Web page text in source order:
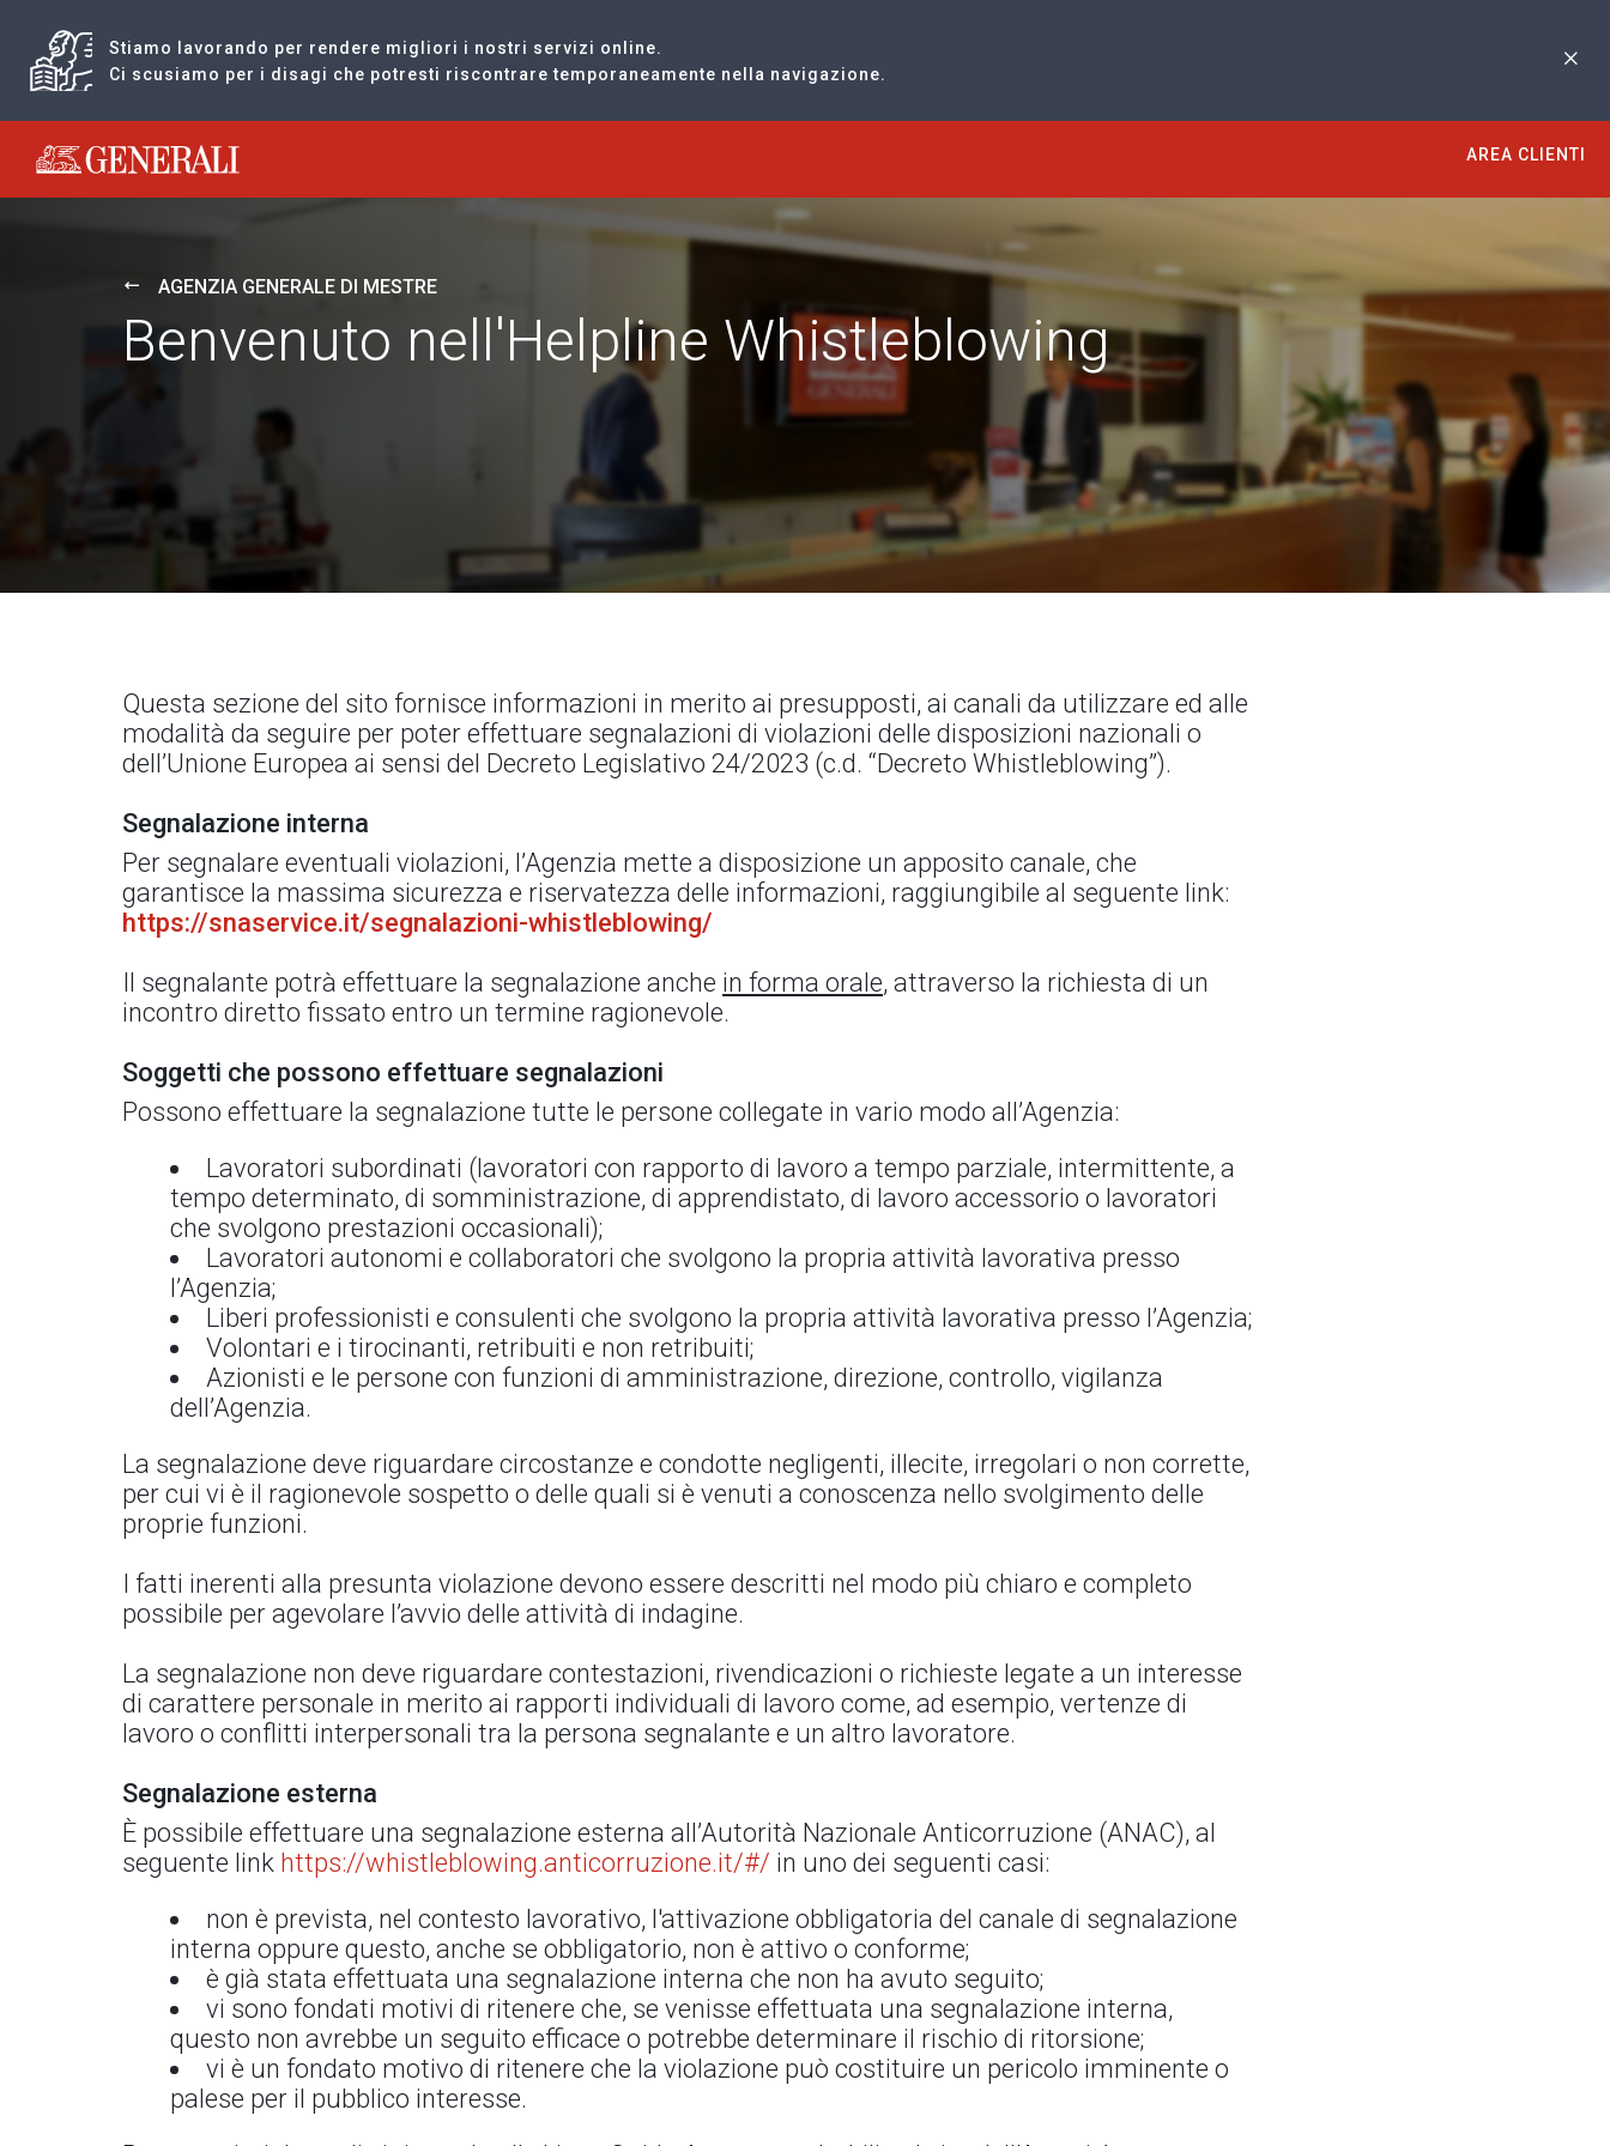
Stiamo lavorando per rendere migliori i nostri servizi online.
Ci scusiamo per i disagi che potresti riscontrare temporaneamente nella navigazione.
Generali logo
AREA CLIENTI
AGENZIA GENERALE DI MESTRE
Benvenuto nell'Helpline Whistleblowing
Questa sezione del sito fornisce informazioni in merito ai presupposti, ai canali da utilizzare ed alle
modalità da seguire per poter effettuare segnalazioni di violazioni delle disposizioni nazionali o
dell’Unione Europea ai sensi del Decreto Legislativo 24/2023 (c.d. “Decreto Whistleblowing”).
Segnalazione interna
Per segnalare eventuali violazioni, l’Agenzia mette a disposizione un apposito canale, che
garantisce la massima sicurezza e riservatezza delle informazioni, raggiungibile al seguente link:
https://snaservice.it/segnalazioni-whistleblowing/
Il segnalante potrà effettuare la segnalazione anche in forma orale, attraverso la richiesta di un
incontro diretto fissato entro un termine ragionevole.
Soggetti che possono effettuare segnalazioni
Possono effettuare la segnalazione tutte le persone collegate in vario modo all’Agenzia:
Lavoratori subordinati (lavoratori con rapporto di lavoro a tempo parziale, intermittente, a
tempo determinato, di somministrazione, di apprendistato, di lavoro accessorio o lavoratori
che svolgono prestazioni occasionali);
Lavoratori autonomi e collaboratori che svolgono la propria attività lavorativa presso
l’Agenzia;
Liberi professionisti e consulenti che svolgono la propria attività lavorativa presso l’Agenzia;
Volontari e i tirocinanti, retribuiti e non retribuiti;
Azionisti e le persone con funzioni di amministrazione, direzione, controllo, vigilanza
dell’Agenzia.
La segnalazione deve riguardare circostanze e condotte negligenti, illecite, irregolari o non corrette,
per cui vi è il ragionevole sospetto o delle quali si è venuti a conoscenza nello svolgimento delle
proprie funzioni.
I fatti inerenti alla presunta violazione devono essere descritti nel modo più chiaro e completo
possibile per agevolare l’avvio delle attività di indagine.
La segnalazione non deve riguardare contestazioni, rivendicazioni o richieste legate a un interesse
di carattere personale in merito ai rapporti individuali di lavoro come, ad esempio, vertenze di
lavoro o conflitti interpersonali tra la persona segnalante e un altro lavoratore.
Segnalazione esterna
È possibile effettuare una segnalazione esterna all’Autorità Nazionale Anticorruzione (ANAC), al
seguente link https://whistleblowing.anticorruzione.it/#/ in uno dei seguenti casi:
non è prevista, nel contesto lavorativo, l'attivazione obbligatoria del canale di segnalazione
interna oppure questo, anche se obbligatorio, non è attivo o conforme;
è già stata effettuata una segnalazione interna che non ha avuto seguito;
vi sono fondati motivi di ritenere che, se venisse effettuata una segnalazione interna,
questo non avrebbe un seguito efficace o potrebbe determinare il rischio di ritorsione;
vi è un fondato motivo di ritenere che la violazione può costituire un pericolo imminente o
palese per il pubblico interesse.